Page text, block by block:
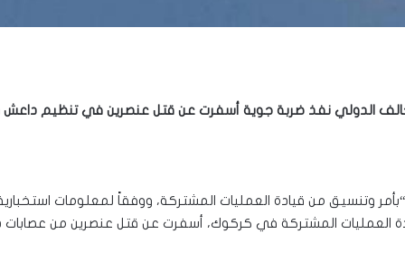
التحالف الدولي نفذ ضربة جوية أسفرت عن قتل عنصرين في تنظيم
“بأمر وتنسيق من قيادة العمليات المشتركة، ووفقاً لمعلومات
المشتركة في كركوك، أسفرت عن قتل عنصرين من عصابات